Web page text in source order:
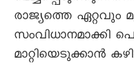
രാജ്യത്തെ ഏറ്റവും
സംവിധാനമാക്കി
മാറ്റിയെടുക്കാൻ